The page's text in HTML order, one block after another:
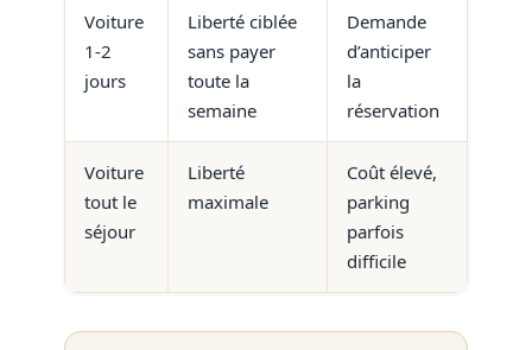
Voiture
1-2
jours
Liberté ciblée
sans payer
toute la
semaine
Demande
d’anticiper
la
réservation
Voiture
tout le
séjour
Liberté
maximale
Coût élevé,
parking
parfois
difficile